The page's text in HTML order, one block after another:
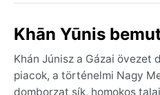
Khān Yūnis
Khán Júnisz a Gázai
piacok, a történelmi Nagy
domborzat sík, homokos